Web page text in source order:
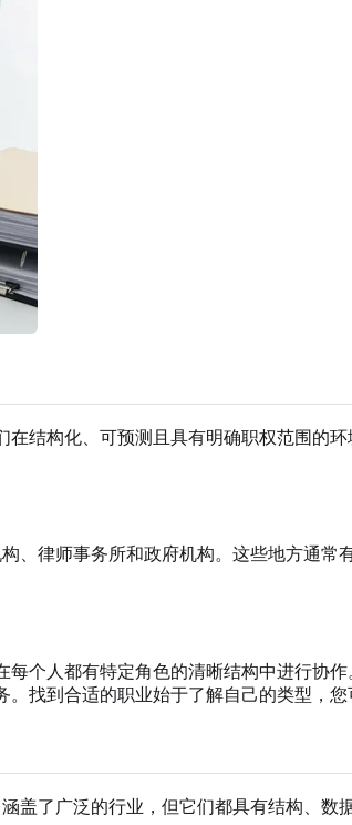
结构化、可预测且具有明确职权范围的
、律师事务所和政府机构。这些地方通
个人都有特定角色的清晰结构中进行协
。找到合适的职业始于了解自己的类型，
涵盖了广泛的行业，但它们都具有结构、数